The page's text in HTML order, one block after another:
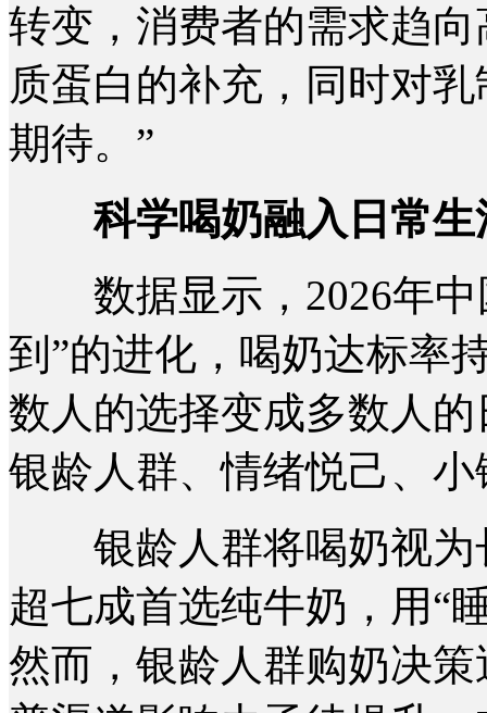
转变，消费者的需求趋
质蛋白的补充，同时对
期待。”
科学喝奶融入日常生
数据显示，2026年中
到”的进化，喝奶达标率
数人的选择变成多数人
银龄人群、情绪悦己、
银龄人群将喝奶视为
超七成首选纯牛奶，用“
然而，银龄人群购奶决